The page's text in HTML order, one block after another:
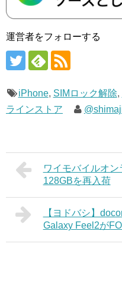
運営者をフォローする
iPhone, SIMロック解除,
ラインストア
ワイモバイルオ
128GBを再入荷
【ヨドバシ】
Galaxy Feel2が